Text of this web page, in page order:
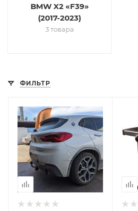
BMW X2 «F39»
(2017-2023)
3 товара
ФИЛЬТР